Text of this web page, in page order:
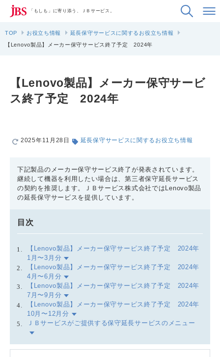
「もしも」に寄り添う、ＪＢサービス。
TOP お役立ち情報
延長保守サービスに関するお役立ち情報
【Lenovo製品】メーカー保守サービス終了予定 2024年
【Lenovo製品】メーカー保守サービ
ス終了予定 2024年
2025年11月28日 延長保守サービスに関するお役立ち情報
下記製品のメーカー保守サービス終了が発表されています。
継続して機器を利用したい場合は、第三者保守延長サービス
の契約を推奨します。ＪＢサービス株式会社ではLenovo製品
の延長保守サービスを提供しています。
目次
【Lenovo製品】メーカー保守サービス終了予定 2024年
1月〜3月分
【Lenovo製品】メーカー保守サービス終了予定 2024年
4月〜6月分
【Lenovo製品】メーカー保守サービス終了予定 2024年
7月〜9月分
【Lenovo製品】メーカー保守サービス終了予定 2024年
10月〜12月分
ＪＢサービスがご提供する保守延長サービスのメニュー